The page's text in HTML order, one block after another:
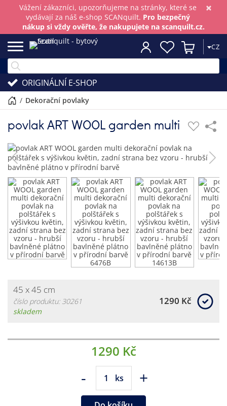
×
Vážení zákazníci, upozorňujeme na stránky, které se
vydávají za náš e-shop SCANquilt. Pro bezpečný
nákup si vždy ověřte, že nakupujete na scanquilt.cz.
CZ
ORIGINÁLNÍ E-SHOP
/ dekorační povlaky
povlak ART WOOL garden multi
45 x 45 cm
číslo produktu: 30261
skladem
1290 Kč
1290 Kč
- ks +